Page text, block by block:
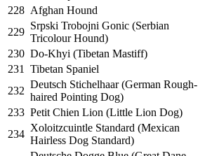
228 Afghan Hound
229
Srpski Trobojni Gonic (Serbian
Tricolour Hound)
230 Do-Khyi (Tibetan Mastiff)
231
Tibetan Spaniel
232
Deutsch Stichelhaar (German Rough-
haired Pointing Dog)
233 Petit Chien Lion (Little Lion Dog)
234
Xoloitzcuintle Standard (Mexican
Hairless Dog Standard)